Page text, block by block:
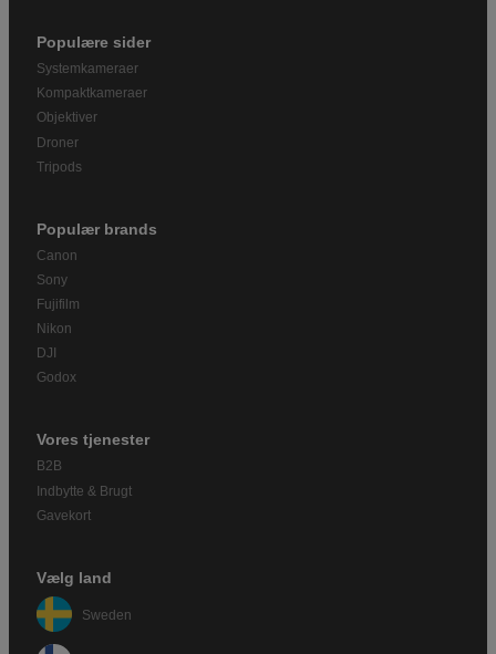
Populære sider
Systemkameraer
Kompaktkameraer
Objektiver
Droner
Tripods
Populær brands
Canon
Sony
Fujifilm
Nikon
DJI
Godox
Vores tjenester
B2B
Indbytte & Brugt
Gavekort
Vælg land
Sweden